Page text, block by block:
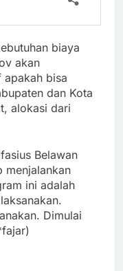
biaya
akan
apakah bisa
dan Kota
alokasi dari
Belawan
menjalankan
ini adalah
Dimulai